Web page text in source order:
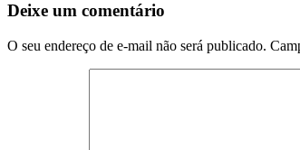
Deixe um comentário
O seu endereço de e-mail não será publicado.